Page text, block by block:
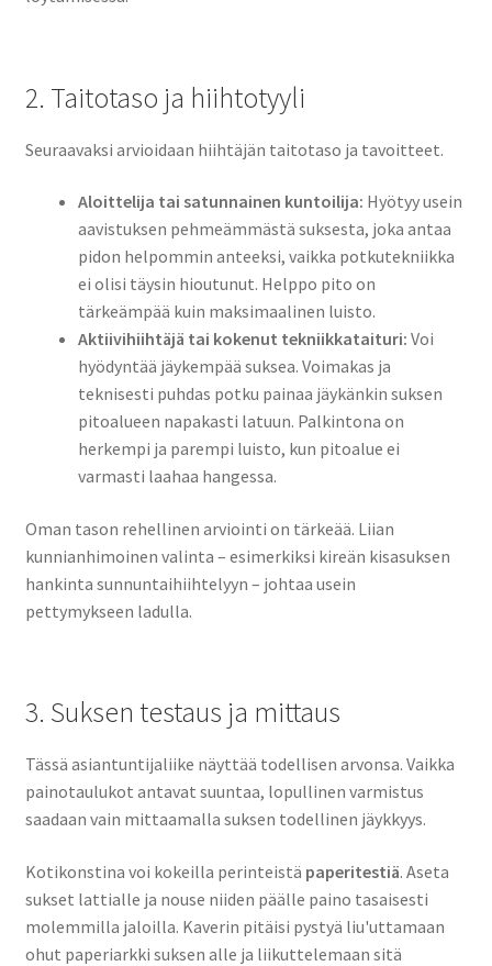
2. Taitotaso ja hiihtotyyli
Seuraavaksi arvioidaan hiihtäjän taitotaso ja tavoitteet.
Aloittelija tai satunnainen kuntoilija: Hyötyy usein
aavistuksen pehmeämmästä suksesta, joka antaa
pidon helpommin anteeksi, vaikka potkutekniikka
ei olisi täysin hioutunut. Helppo pito on
tärkeämpää kuin maksimaalinen luisto.
Aktiivihiihtäjä tai kokenut tekniikkataituri: Voi
hyödyntää jäykempää suksea. Voimakas ja
teknisesti puhdas potku painaa jäykänkin suksen
pitoalueen napakasti latuun. Palkintona on
herkempi ja parempi luisto, kun pitoalue ei
varmasti laahaa hangessa.
Oman tason rehellinen arviointi on tärkeää. Liian
kunnianhimoinen valinta – esimerkiksi kireän kisasuksen
hankinta sunnuntaihiihtelyyn – johtaa usein
pettymykseen ladulla.
3. Suksen testaus ja mittaus
Tässä asiantuntijaliike näyttää todellisen arvonsa. Vaikka
painotaulukot antavat suuntaa, lopullinen varmistus
saadaan vain mittaamalla suksen todellinen jäykkyys.
Kotikonstina voi kokeilla perinteistä paperitestiä. Aseta
sukset lattialle ja nouse niiden päälle paino tasaisesti
molemmilla jaloilla. Kaverin pitäisi pystyä liu'uttamaan
ohut paperiarkki suksen alle ja liikuttelemaan sitä